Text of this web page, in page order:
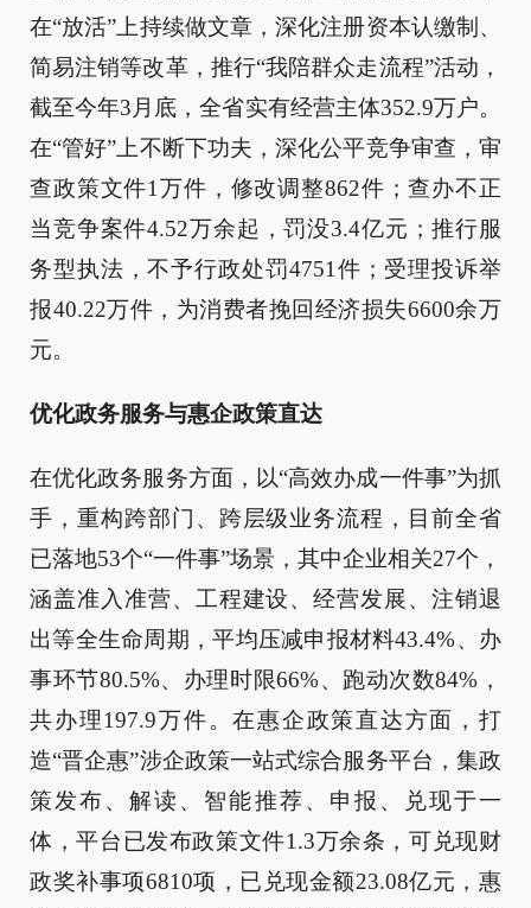
在“放活”上持续做文章，深化注册资本认缴制、
简易注销等改革，推行“我陪群众走流程”活动，
截至今年3月底，全省实有经营主体352.9万户。
在“管好”上不断下功夫，深化公平竞争审查，审
查政策文件1万件，修改调整862件；查办不正
当竞争案件4.52万余起，罚没3.4亿元；推行服
务型执法，不予行政处罚4751件；受理投诉举
报40.22万件，为消费者挽回经济损失6600余万
元。
优化政务服务与惠企政策直达
在优化政务服务方面，以“高效办成一件事”为抓
手，重构跨部门、跨层级业务流程，目前全省
已落地53个“一件事”场景，其中企业相关27个，
涵盖准入准营、工程建设、经营发展、注销退
出等全生命周期，平均压减申报材料43.4%、办
事环节80.5%、办理时限66%、跑动次数84%，
共办理197.9万件。在惠企政策直达方面，打
造“晋企惠”涉企政策一站式综合服务平台，集政
策发布、解读、智能推荐、申报、兑现于一
体，平台已发布政策文件1.3万余条，可兑现财
政奖补事项6810项，已兑现金额23.08亿元，惠